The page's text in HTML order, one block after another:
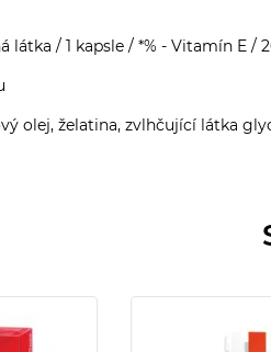
látka / 1 kapsle / *% - Vitamín E /
olej, želatina, zvlhčující látka